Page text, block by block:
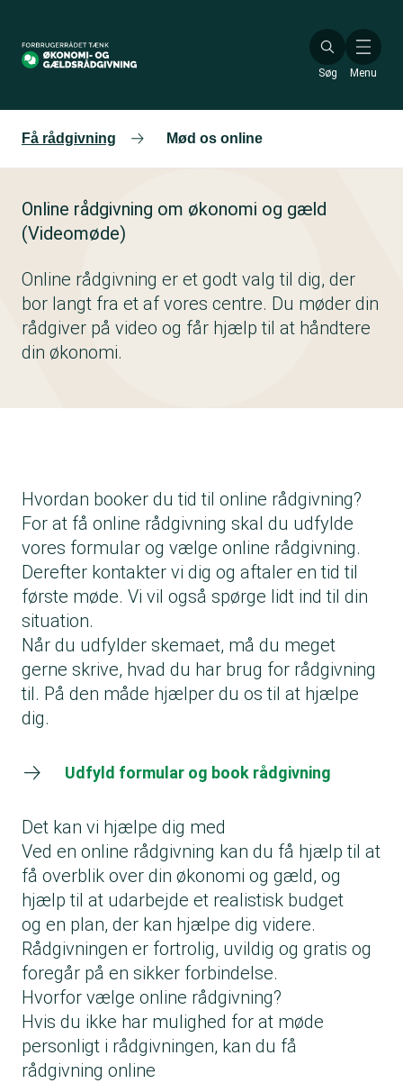
hovedindhold
Søg Menu
Få rådgivning Mød os online
Online rådgivning om økonomi og gæld
(Videomøde)
Online rådgivning er et godt valg til dig, der
bor langt fra et af vores centre. Du møder din
rådgiver på video og får hjælp til at håndtere
din økonomi.
Hvordan booker du tid til online rådgivning?
For at få online rådgivning skal du udfylde
vores formular og vælge online rådgivning.
Derefter kontakter vi dig og aftaler en tid til
første møde. Vi vil også spørge lidt ind til din
situation.
Når du udfylder skemaet, må du meget
gerne skrive, hvad du har brug for rådgivning
til. På den måde hjælper du os til at hjælpe
dig.
Udfyld formular og book rådgivning
Det kan vi hjælpe dig med
Ved en online rådgivning kan du få hjælp til at
få overblik over din økonomi og gæld, og
hjælp til at udarbejde et realistisk budget
og en plan, der kan hjælpe dig videre.
Rådgivningen er fortrolig, uvildig og gratis og
foregår på en sikker forbindelse.
Hvorfor vælge online rådgivning?
Hvis du ikke har mulighed for at møde
personligt i rådgivningen, kan du få
rådgivning online